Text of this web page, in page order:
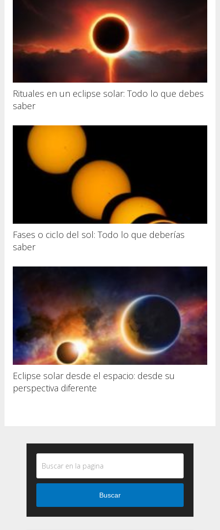
Rituales en un eclipse solar: Todo lo que debes
saber
Fases o ciclo del sol: Todo lo que deberías
saber
Eclipse solar desde el espacio: desde su
perspectiva diferente
Buscar